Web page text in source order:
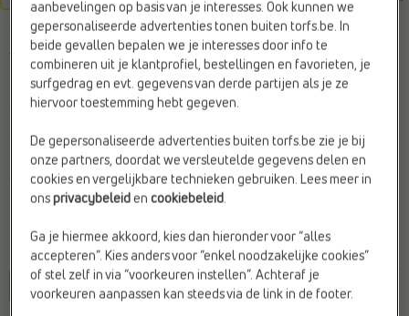
TIMBERLAND
Veterboots cognac
€ 230,-
Kleur
wheat
Maat
38 38,5 39 39,5
aanbevelingen op basis van je interesses. Ook kunnen we
gepersonaliseerde advertenties tonen buiten torfs.be. In
beide gevallen bepalen we je interesses door info te
combineren uit je klantprofiel, bestellingen en favorieten, je
surfgedrag en evt. gegevens van derde partijen als je ze
hiervoor toestemming hebt gegeven.
De gepersonaliseerde advertenties buiten torfs.be zie je bij
onze partners, doordat we versleutelde gegevens delen en
cookies en vergelijkbare technieken gebruiken. Lees meer in
onsprivacybeleid encookiebeleid.
Ga je hiermee akkoord, kies dan hieronder voor “alles
accepteren”. Kies anders voor “enkel noodzakelijke cookies”
of stel zelf in via “voorkeuren instellen”. Achteraf je
voorkeuren aanpassen kan steeds via de link in de footer.